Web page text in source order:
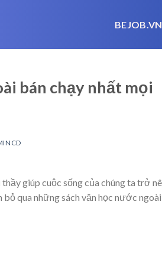
BEJOB.VN
bán chạy nhất mọi
giúp cuộc sống của chúng ta trở
bỏ qua những sách văn học nước ngoài